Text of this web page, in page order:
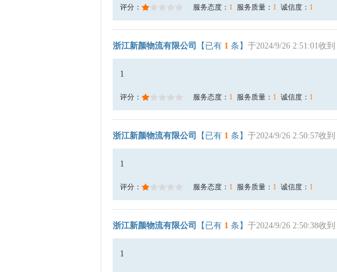
评分： 服务态度： 1 服务质量： 1 诚信度： 1
浙江新颜物流有限公司 【已有 1 条】 于2024/9/26 2:51:01收到
1
评分： 服务态度： 1 服务质量： 1 诚信度： 1
浙江新颜物流有限公司 【已有 1 条】 于2024/9/26 2:50:57收到
1
评分： 服务态度： 1 服务质量： 1 诚信度： 1
浙江新颜物流有限公司 【已有 1 条】 于2024/9/26 2:50:38收到
1